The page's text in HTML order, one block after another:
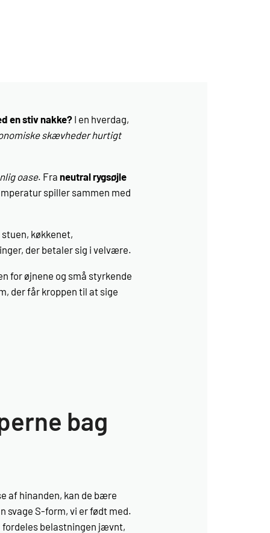
en stiv nakke?I en hverdag,
skævheder hurtigt
oase. Fra neutral rygsøjle
spiller sammen med
køkkenet,
der betaler sig i velvære.
for øjnene og små styrkende
der får kroppen til at sige
bag
af hinanden, kan de bære
svage S-form, vi er født med.
fordeles belastningen jævnt,